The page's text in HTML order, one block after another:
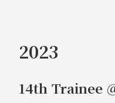
2023
14th Trainee